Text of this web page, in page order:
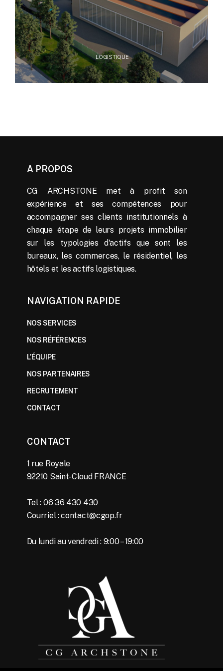
LOGISTIQUE
A PROPOS
CG ARCHSTONE met à profit son
expérience et ses compétences pour
accompagner ses clients institutionnels à
chaque étape de leurs projets immobilier
sur les typologies d'actifs que sont les
bureaux, les commerces, le résidentiel, les
hôtels et les actifs logistiques.
NAVIGATION RAPIDE
NOS SERVICES
NOS RÉFÉRENCES
L’ÉQUIPE
NOS PARTENAIRES
RECRUTEMENT
CONTACT
CONTACT
1 rue Royale
92210 Saint-Cloud FRANCE
Tel : 06 36 430 430
Courriel : contact@cgop.fr
Du lundi au vendredi : 9:00 – 19:00